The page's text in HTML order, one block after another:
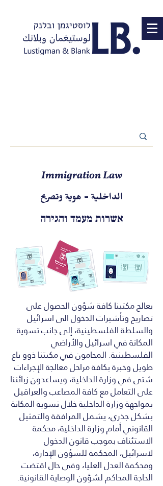
Immigration Law
الداخلية - هوية وتصريح
אשרות מעמד והגירה
يعالج مكتبنا كافة شؤون الحصول على
تصاريح وتأشيرات الدخول الى اسرائيل
والسلطة الفلسطينية، إلى جانب تسوية
المكانة في اسرائيل والأراضي
الفلسطينية. المحامون في مكبتنا ذوو باع
طويل وخبرة بكافة مراحل معالجة الإجراءات
شتى في وزارة الداخلية، ويساعدون زبائننا
على التعامل مع كافة المصاعب والعراقيل
بمواجهة وزارة الداخلية خلال تسوية المكانة
بشكل جذري، يشمل المرافقة والتمثيل
القانوني أمام وزارة الداخلية، محكمة
الاستئناف بموجب قانون الدخول
لاسرائيل، المحكمة للشؤون الإدارة،
ومحكمة العدل العليا، وفي حال اقتضت
الحاجة المحاكم لشؤون الوصاية القانونية.